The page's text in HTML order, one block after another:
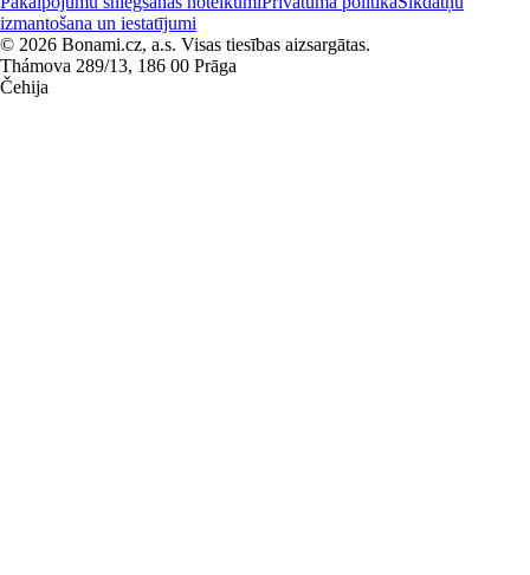
izmantošana un iestatījumi
© 2026 Bonami.cz, a.s. Visas tiesības aizsargātas.
Thámova 289/13, 186 00 Prāga
Čehija